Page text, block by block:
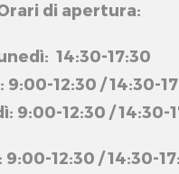
di apertura:
14:30-17:30
9:00-12:30 / 14:30-
9:00-12:30 / 14:30-
9:00-12:30 / 14:30-